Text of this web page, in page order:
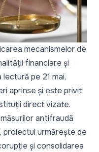
mecanismelor de
financiare și
pe 21 mai,
aprinse și este privit
direct vizate.
antifraudă
proiectul urmărește de
și consolidarea